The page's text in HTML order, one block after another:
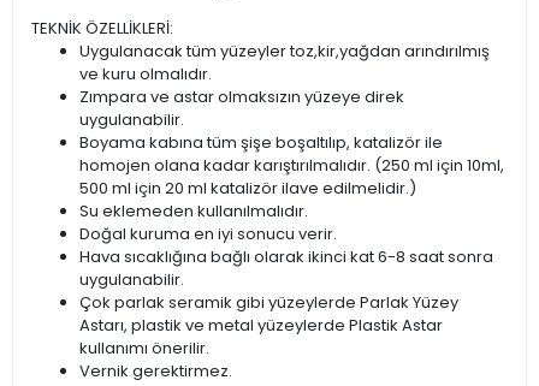
TEKNİK ÖZELLİKLERİ:
Uygulanacak tüm yüzeyler toz,kir,yağdan arındırılmış
ve kuru olmalıdır.
Zımpara ve astar olmaksızın yüzeye direk
uygulanabilir.
Boyama kabına tüm şişe boşaltılıp, katalizör ile
homojen olana kadar karıştırılmalıdır. (250 ml için 10ml,
500 ml için 20 ml katalizör ilave edilmelidir.)
Su eklemeden kullanılmalıdır.
Doğal kuruma en iyi sonucu verir.
Hava sıcaklığına bağlı olarak ikinci kat 6-8 saat sonra
uygulanabilir.
Çok parlak seramik gibi yüzeylerde Parlak Yüzey
Astarı, plastik ve metal yüzeylerde Plastik Astar
kullanımı önerilir.
Vernik gerektirmez.